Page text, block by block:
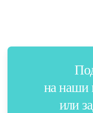
на наши
или